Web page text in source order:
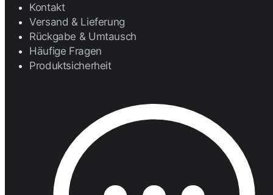
Kontakt
Versand & Lieferung
Rückgabe & Umtausch
Häufige Fragen
Produktsicherheit